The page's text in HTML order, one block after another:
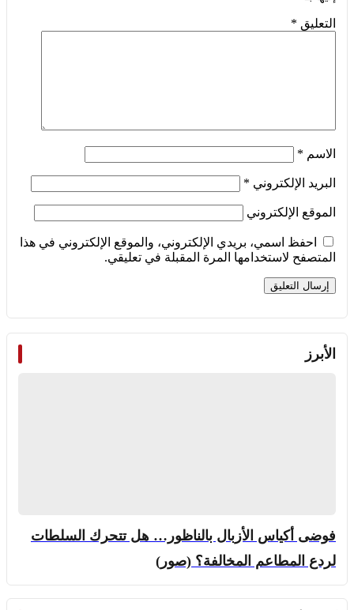
التعليق *
الاسم *
البريد الإلكتروني *
الموقع الإلكتروني
احفظ اسمي، بريدي الإلكتروني، والموقع الإلكتروني في هذا
المتصفح لاستخدامها المرة المقبلة في تعليقي.
الأبرز
فوضى أكياس الأزبال بالناظور… هل تتحرك السلطات
لردع المطاعم المخالفة؟ (صور)